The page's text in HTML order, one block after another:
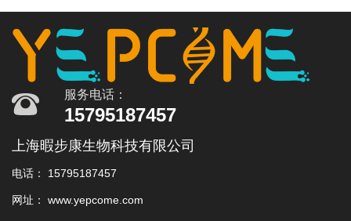
服务电话：
15795187457
上海暇步康生物科技有限公司
电话： 15795187457
网址： www.yepcome.com